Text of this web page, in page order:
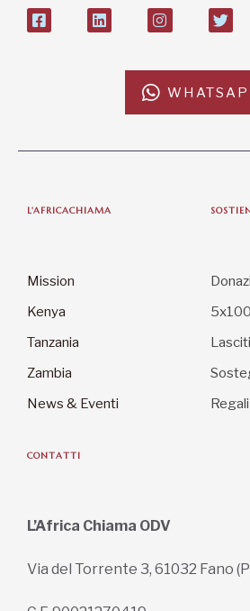
L'AFRICACHIAMA
Mission
Kenya
Tanzania
Zambia
News & Eventi
CONTATTI
L’Africa Chiama ODV
Via del Torrente 3, 61032 Fano